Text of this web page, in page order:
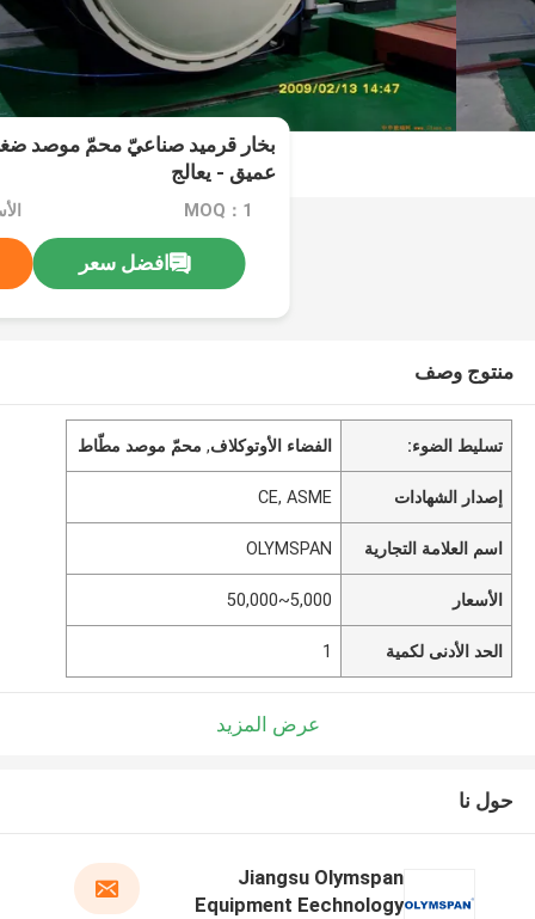
عميق - يعالج
MOQ：1
افضل سعر
منتوج وصف
تسليط الضوء: الفضاء الأوتوكلاف, محمّ موصد مطّاط
إصدار الشهادات CE, ASME
اسم العلامة التجارية OLYMSPAN
الأسعار 5,000~50,000
الحد الأدنى لكمية 1
عرض المزيد
حول نا
Jiangsu Olymspan
Equipment Eechnology